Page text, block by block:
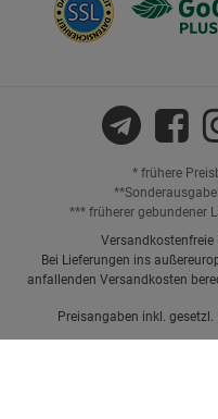
* frühere
*** früherer gebundener
Versandkostenfreie
Bei Lieferungen ins
anfallenden Versandkosten
Preisangaben inkl. gesetzl.